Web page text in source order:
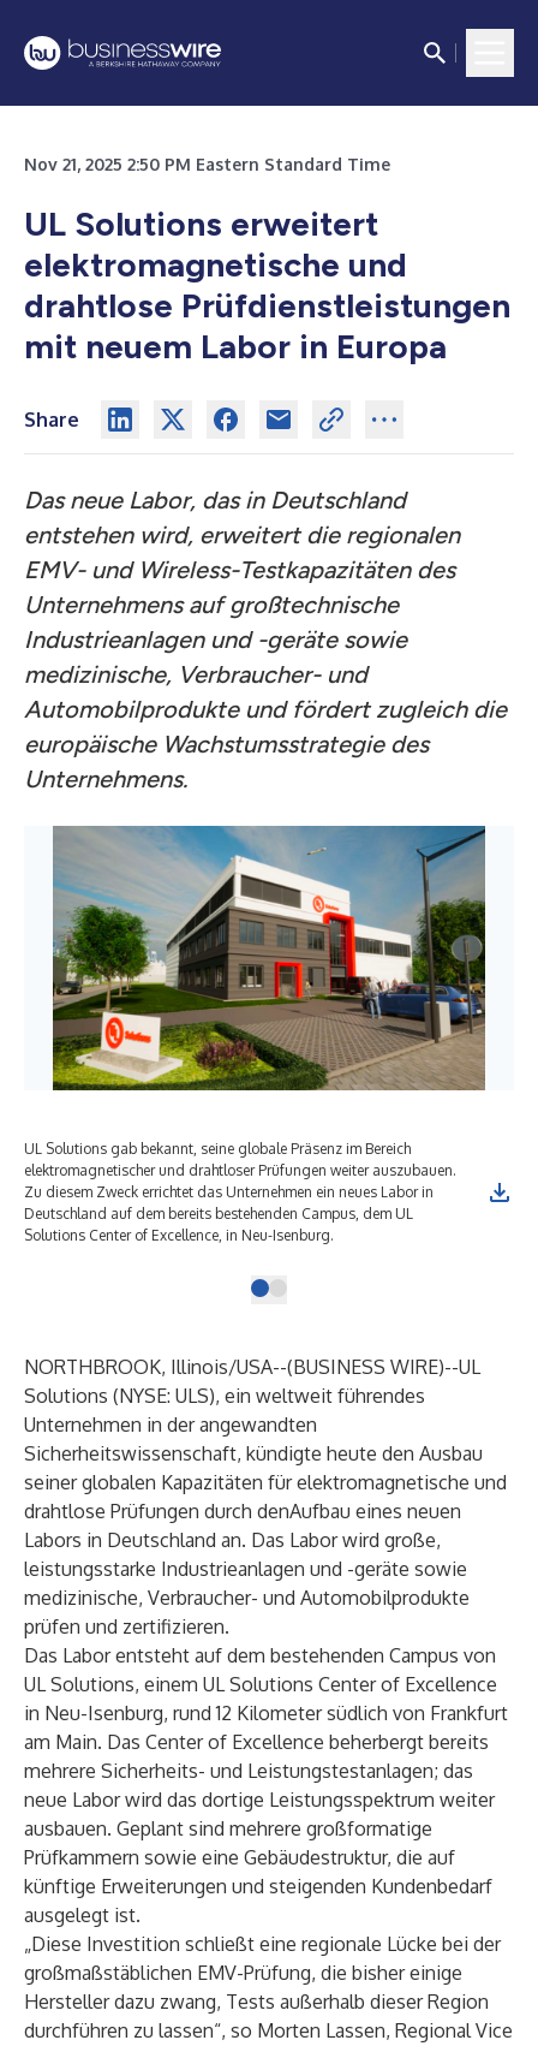
Nov 21, 2025 2:50 PM Eastern Standard Time
UL Solutions erweitert
elektromagnetische und
drahtlose Prüfdienstleistungen
mit neuem Labor in Europa
Share
Das neue Labor, das in Deutschland
entstehen wird, erweitert die regionalen
EMV- und Wireless-Testkapazitäten des
Unternehmens auf großtechnische
Industrieanlagen und -geräte sowie
medizinische, Verbraucher- und
Automobilprodukte und fördert zugleich die
europäische Wachstumsstrategie des
Unternehmens.
UL Solutions gab bekannt, seine globale Präsenz im Bereich
elektromagnetischer und drahtloser Prüfungen weiter auszubauen.
Zu diesem Zweck errichtet das Unternehmen ein neues Labor in
Deutschland auf dem bereits bestehenden Campus, dem UL
Solutions Center of Excellence, in Neu-Isenburg.
NORTHBROOK, Illinois/USA--(BUSINESS WIRE)--UL
Solutions (NYSE: ULS), ein weltweit führendes
Unternehmen in der angewandten
Sicherheitswissenschaft, kündigte heute den Ausbau
seiner globalen Kapazitäten für elektromagnetische und
drahtlose Prüfungen durch denAufbau eines neuen
Labors in Deutschland an. Das Labor wird große,
leistungsstarke Industrieanlagen und -geräte sowie
medizinische, Verbraucher- und Automobilprodukte
prüfen und zertifizieren.
Das Labor entsteht auf dem bestehenden Campus von
UL Solutions, einem UL Solutions Center of Excellence
in Neu-Isenburg, rund 12 Kilometer südlich von Frankfurt
am Main. Das Center of Excellence beherbergt bereits
mehrere Sicherheits- und Leistungstestanlagen; das
neue Labor wird das dortige Leistungsspektrum weiter
ausbauen. Geplant sind mehrere großformatige
Prüfkammern sowie eine Gebäudestruktur, die auf
künftige Erweiterungen und steigenden Kundenbedarf
ausgelegt ist.
„Diese Investition schließt eine regionale Lücke bei der
großmaßstäblichen EMV-Prüfung, die bisher einige
Hersteller dazu zwang, Tests außerhalb dieser Region
durchführen zu lassen“, so Morten Lassen, Regional Vice